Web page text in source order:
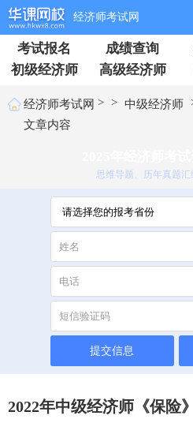
经济师考试网
考试报名 成绩查询
初级经济师
高级经济师
经济师考试网 > > 中级经济师
文章内容
思维导题、历年真题
提交信息
2022年中级经济师《保险